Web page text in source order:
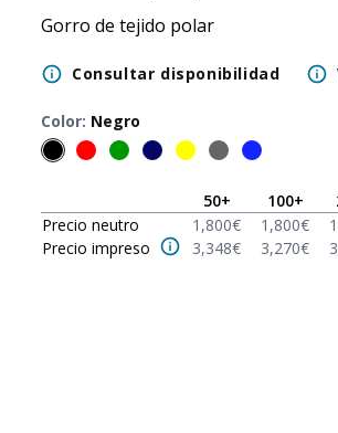
Gorro de tejido polar
Consultar disponibilidad
Color: Negro
50+ 100+
Precio neutro
1,800€ 1,800€
Precio impreso
3,348€ 3,270€